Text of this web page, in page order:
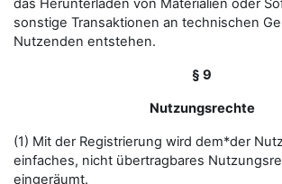
das Herunterladen von Materialien oder
sonstige Transaktionen an technischen
Nutzenden entstehen.
§ 9
Nutzungsrechte
(1) Mit der Registrierung wird dem*der
einfaches, nicht übertragbares
eingeräumt.